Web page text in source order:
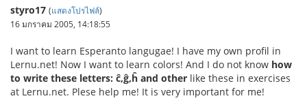
styro17 (แสดงโปรไฟล์)
16 มกราคม 2005, 14:18:55
I want to learn Esperanto langugae! I have my own profil in
Lernu.net! Now I want to learn colors! And I do not know how
to write these letters: ĉ,ĝ,ĥ and other like these in exercises
at Lernu.net. Plese help me! It is very important for me!